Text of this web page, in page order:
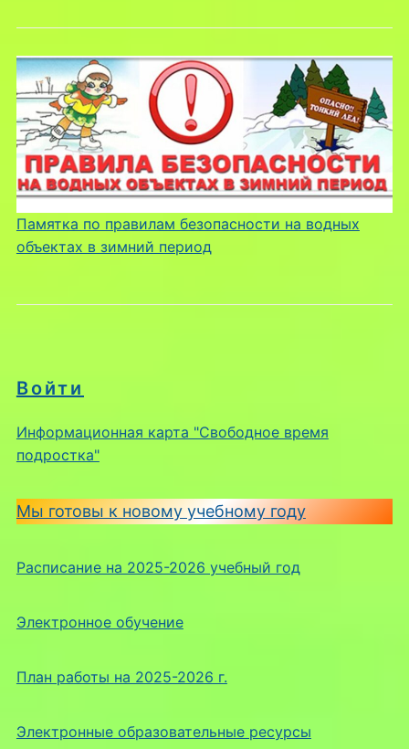
Войти
Информационная карта "Свободное время
подростка"
Мы готовы к новому учебному году
Расписание на 2025-2026 учебный год
Электронное обучение
План работы на 2025-2026 г.
Электронные образовательные ресурсы
Памятка по правилам безопасности на водных
объектах в зимний период